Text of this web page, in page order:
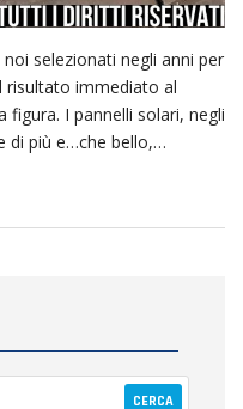
selezionati negli anni per
risultato immediato al
I pannelli solari, negli
di più e…che bello,…